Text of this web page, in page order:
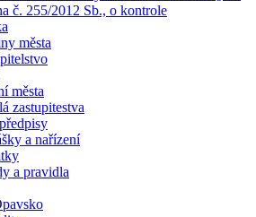
č. 255/2012 Sb., o kontrole
města
města
zastupitestva
a nařízení
a pravidla